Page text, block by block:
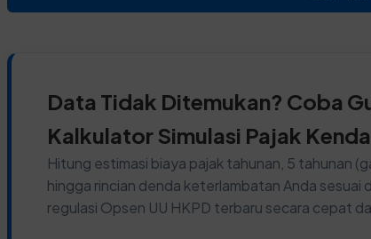
Data Tidak Ditemukan? Coba
Kalkulator Simulasi Pajak
Hitung estimasi biaya pajak tahunan, 5 tahunan
hingga rincian denda keterlambatan Anda sesuai
regulasi Opsen UU HKPD terbaru secara cepat